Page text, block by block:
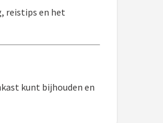
reistips en het
kunt bijhouden en